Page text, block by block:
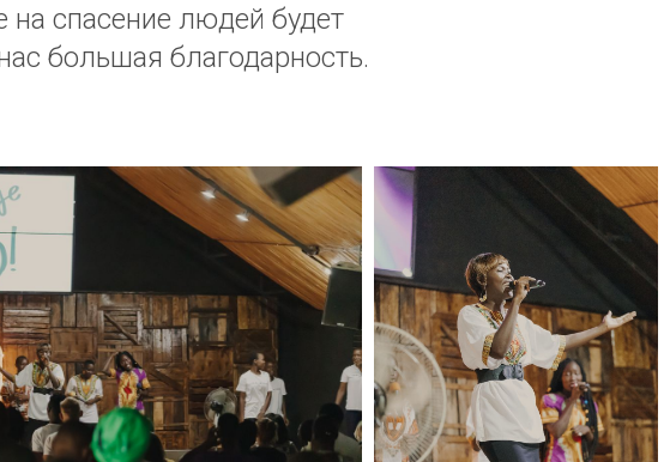
на спасение людей будет
большая благодарность.